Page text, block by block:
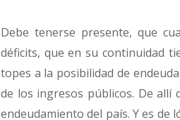
Debe tenerse presente, que
déficits, que en su continuidad
topes a la posibilidad de
de los ingresos públicos. De allí
endeudamiento del país. Y es de